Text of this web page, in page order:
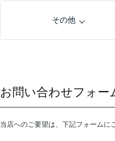
その他
お問い合わせフォー
当店へのご要望は、下記フォームに